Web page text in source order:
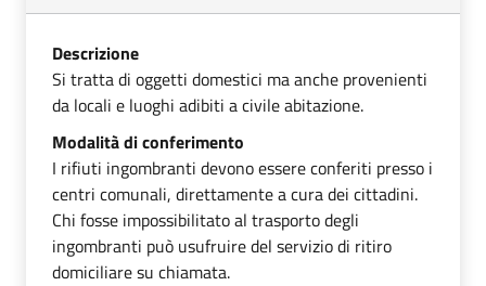
Descrizione
Si tratta di oggetti domestici ma anche provenienti
da locali e luoghi adibiti a civile abitazione.
Modalità di conferimento
I rifiuti ingombranti devono essere conferiti presso i
centri comunali, direttamente a cura dei cittadini.
Chi fosse impossibilitato al trasporto degli
ingombranti può usufruire del servizio di ritiro
domiciliare su chiamata.